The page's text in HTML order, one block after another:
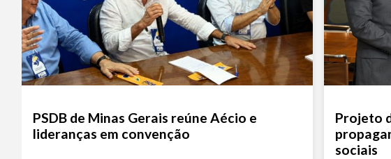
PSDB de Minas Gerais reúne Aécio e
lideranças em convenção
Projeto
sociais